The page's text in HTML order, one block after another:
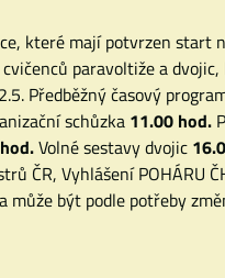
které mají potvrzen start
paravoltiže a
Předběžný časový
schůzka 11.00 hod.
Volné sestavy dvojic
ČR, Vyhlášení POHÁRU
může být podle potřeby